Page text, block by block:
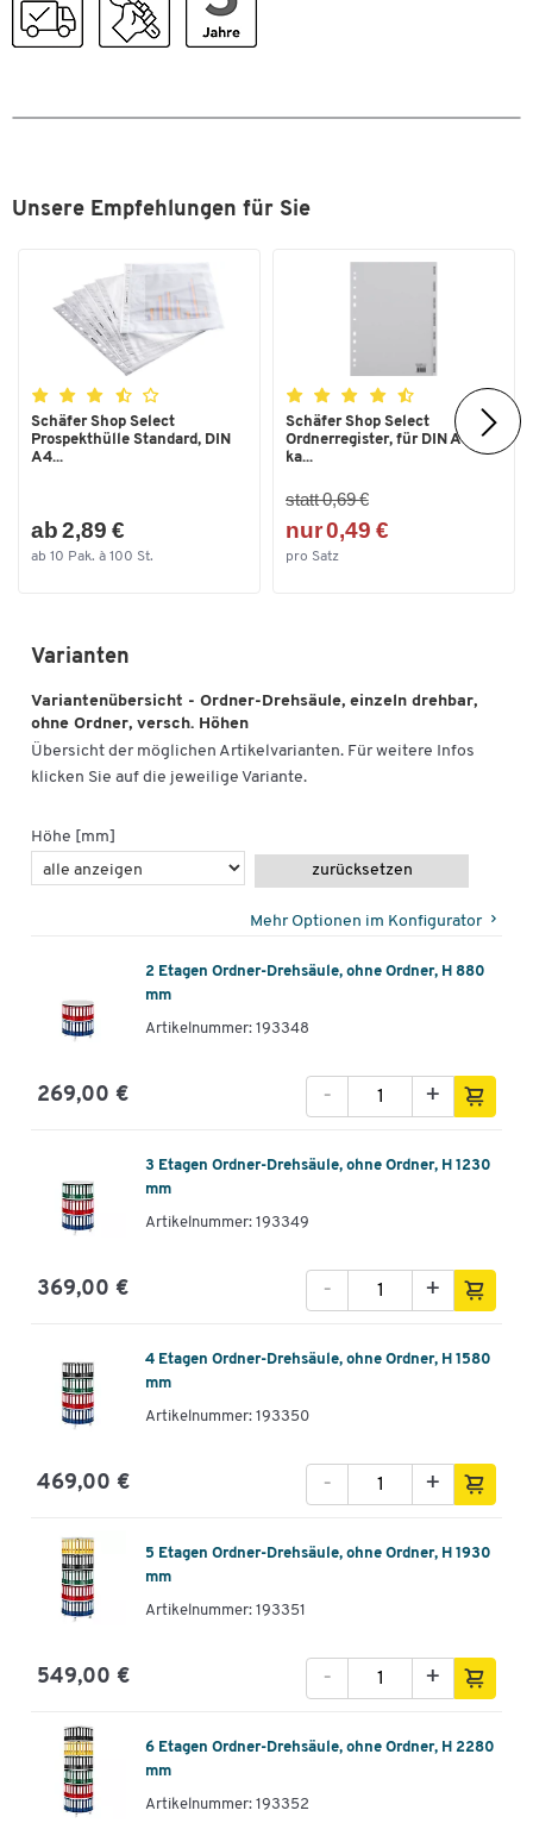
Material Böden
Unsere Empfehlungen für Sie
Schäfer Shop Select
Prospekthülle Standard, DIN
A4...
ab 2,89 €
ab 10 Pak. à 100 St.
Schäfer Shop Select
Ordnerregister, für DIN A4,
ka...
statt 0,69 €
nur 0,49 €
pro Satz
Varianten
Variantenübersicht - Ordner-Drehsäule, einzeln drehbar,
ohne Ordner, versch. Höhen
Übersicht der möglichen Artikelvarianten. Für weitere Infos
klicken Sie auf die jeweilige Variante.
Höhe [mm]
zurücksetzen
Mehr Optionen im Konfigurator
2 Etagen Ordner-Drehsäule, ohne Ordner, H 880
mm
Artikelnummer: 193348
269,00 € +
-
3 Etagen Ordner-Drehsäule, ohne Ordner, H 1230
mm
Artikelnummer: 193349
369,00 € +
-
4 Etagen Ordner-Drehsäule, ohne Ordner, H 1580
mm
Artikelnummer: 193350
469,00 € +
-
5 Etagen Ordner-Drehsäule, ohne Ordner, H 1930
mm
Artikelnummer: 193351
549,00 € +
-
6 Etagen Ordner-Drehsäule, ohne Ordner, H 2280
mm
Artikelnummer: 193352